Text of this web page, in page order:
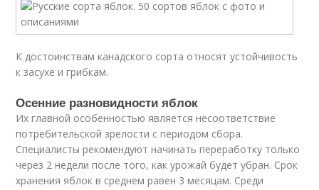
К достоинствам канадского сорта относят устойчивость
к засухе и грибкам.
Осенние разновидности яблок
Их главной особенностью является несоответствие
потребительской зрелости с периодом сбора.
Специалисты рекомендуют начинать переработку только
через 2 недели после того, как урожай будет убран. Срок
хранения яблок в среднем равен 3 месяцам. Среди